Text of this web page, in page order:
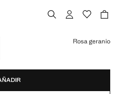
]
Rosa geranio